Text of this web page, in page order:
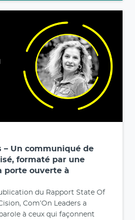
– Un communiqué de
formaté par une
porte ouverte à
du Rapport State Of
Com’On Leaders a
à ceux qui façonnent